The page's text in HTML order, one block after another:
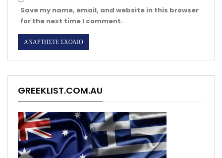
Save my name, email, and website in this browser
for the next time I comment.
GREEKLIST.COM.AU